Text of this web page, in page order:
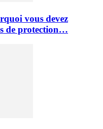
vous devez
de protection…